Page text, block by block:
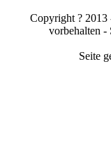
Copyright ? 2013
vorbehalten -
Seite